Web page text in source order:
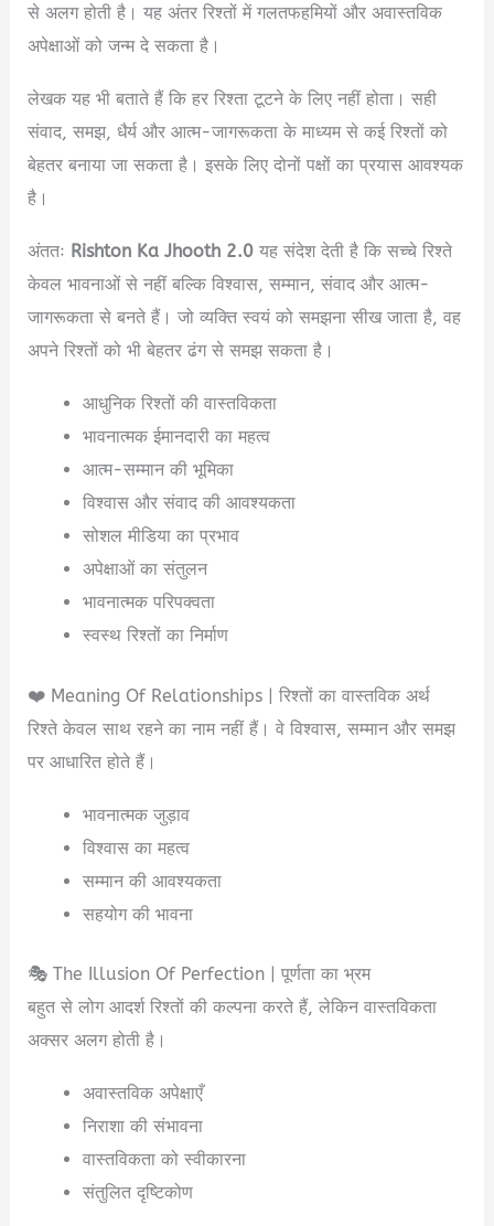
से अलग होती है। यह अंतर रिश्तों में गलतफहमियों और अवास्तविक
अपेक्षाओं को जन्म दे सकता है।
लेखक यह भी बताते हैं कि हर रिश्ता टूटने के लिए नहीं होता। सही
संवाद, समझ, धैर्य और आत्म-जागरूकता के माध्यम से कई रिश्तों को
बेहतर बनाया जा सकता है। इसके लिए दोनों पक्षों का प्रयास आवश्यक
है।
अंततः Rishton Ka Jhooth 2.0 यह संदेश देती है कि सच्चे रिश्ते
केवल भावनाओं से नहीं बल्कि विश्वास, सम्मान, संवाद और आत्म-
जागरूकता से बनते हैं। जो व्यक्ति स्वयं को समझना सीख जाता है, वह
अपने रिश्तों को भी बेहतर ढंग से समझ सकता है।
आधुनिक रिश्तों की वास्तविकता
भावनात्मक ईमानदारी का महत्व
आत्म-सम्मान की भूमिका
विश्वास और संवाद की आवश्यकता
सोशल मीडिया का प्रभाव
अपेक्षाओं का संतुलन
भावनात्मक परिपक्वता
स्वस्थ रिश्तों का निर्माण
❤️ Meaning Of Relationships | रिश्तों का वास्तविक अर्थ
रिश्ते केवल साथ रहने का नाम नहीं हैं। वे विश्वास, सम्मान और समझ
पर आधारित होते हैं।
भावनात्मक जुड़ाव
विश्वास का महत्व
सम्मान की आवश्यकता
सहयोग की भावना
🎭 The Illusion Of Perfection | पूर्णता का भ्रम
बहुत से लोग आदर्श रिश्तों की कल्पना करते हैं, लेकिन वास्तविकता
अक्सर अलग होती है।
अवास्तविक अपेक्षाएँ
निराशा की संभावना
वास्तविकता को स्वीकारना
संतुलित दृष्टिकोण